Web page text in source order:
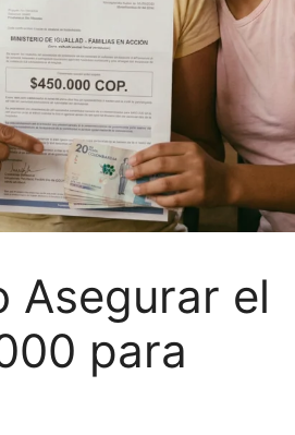
Asegurar el
para